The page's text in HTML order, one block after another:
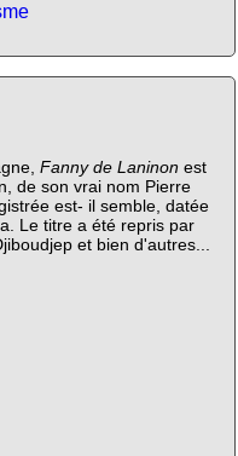
Fanny de Laninon est
de son vrai nom Pierre
est- il semble, datée
Le titre a été repris par
et bien d'autres...